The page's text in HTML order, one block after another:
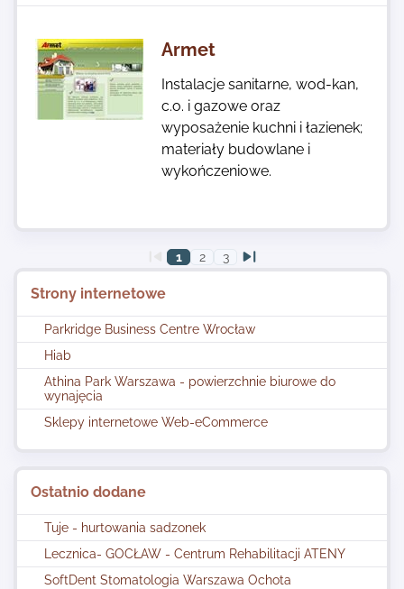
Strony internetowe
Parkridge Business Centre Wrocław
Hiab
Athina Park Warszawa - powierzchnie biurowe do
wynajęcia
Sklepy internetowe Web-eCommerce
Ostatnio dodane
Tuje - hurtowania sadzonek
Lecznica- GOCŁAW - Centrum Rehabilitacji ATENY
SoftDent Stomatologia Warszawa Ochota
Armet
Instalacje sanitarne, wod-kan,
c.o. i gazowe oraz
wyposażenie kuchni i łazienek;
materiały budowlane i
wykończeniowe.
1 2 3